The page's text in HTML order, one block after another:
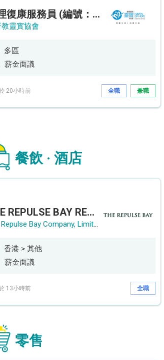
助理復康服務員 (編號：RSD/ARSW/CTE)
靈實協會
多區
薪金面議
20小時前 全職 兼職
餐飲 · 酒店
THE REPULSE BAY RECRUITMENT DAY 淺水灣影灣園人才招聘會
The Repulse Bay Company, Limited
香港 > 其他
薪金面議
13小時前 全職
零售